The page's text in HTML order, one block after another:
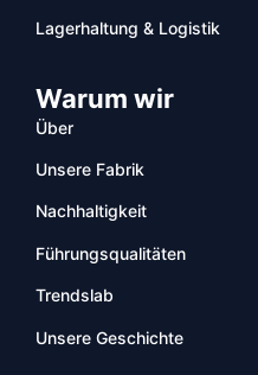
Lagerhaltung & Logistik
Warum wir
Über
Unsere Fabrik
Nachhaltigkeit
Führungsqualitäten
Trendslab
Unsere Geschichte